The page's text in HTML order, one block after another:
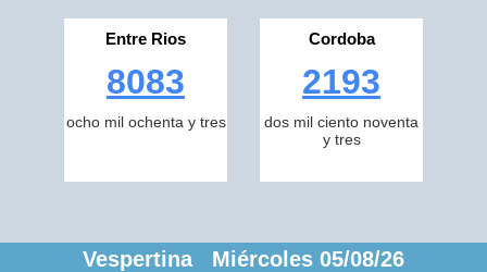
Entre Rios
8083
ocho mil ochenta y tres
Cordoba
2193
dos mil ciento noventa
y tres
Vespertina Miércoles 05/08/26